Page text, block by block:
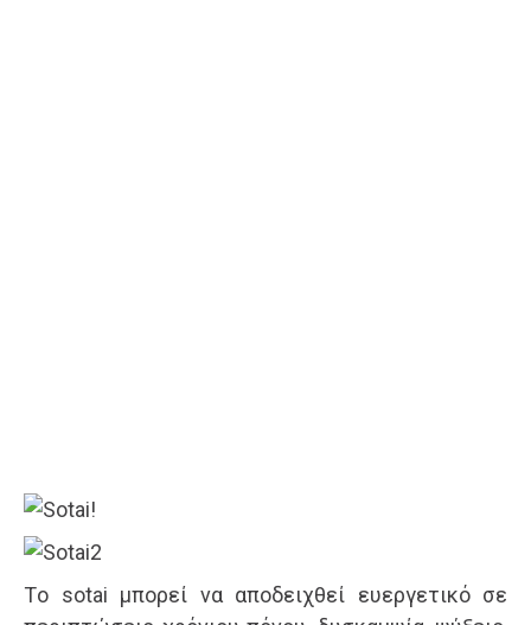
Tο sotai μπορεί να αποδειχθεί ευεργετικό σε